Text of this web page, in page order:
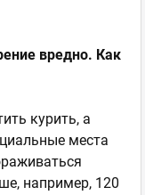
вредно. Как
курить, а
места
например, 120